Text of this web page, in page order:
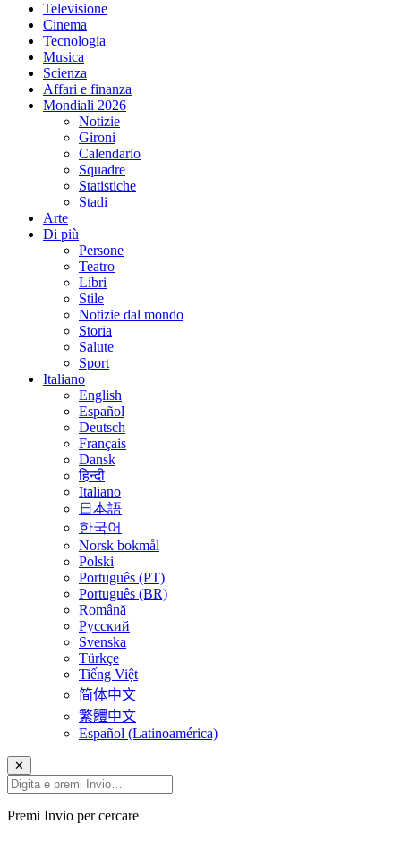
Televisione
Cinema
Tecnologia
Musica
Scienza
Affari e finanza
Mondiali 2026
Notizie
Gironi
Calendario
Squadre
Statistiche
Stadi
Arte
Di più
Persone
Teatro
Libri
Stile
Notizie dal mondo
Storia
Salute
Sport
Italiano
English
Español
Deutsch
Français
Dansk
हिन्दी
Italiano
日本語
한국어
Norsk bokmål
Polski
Português (PT)
Português (BR)
Română
Русский
Svenska
Türkçe
Tiếng Việt
简体中文
繁體中文
Español (Latinoamérica)
✕
Premi Invio per cercare